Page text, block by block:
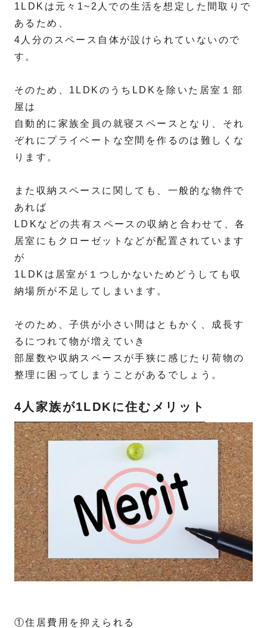
1LDKは元々1~2人での生活を想定した間取りで
あるため、
4人分のスペース自体が設けられていないので
す。
そのため、1LDKのうちLDKを除いた居室１部
屋は
自動的に家族全員の就寝スペースとなり、それ
ぞれにプライベートな空間を作るのは難しくな
ります。
また収納スペースに関しても、一般的な物件で
あれば
LDKなどの共有スペースの収納と合わせて、各
居室にもクローゼットなどが配置されています
が
1LDKは居室が１つしかないためどうしても収
納場所が不足してしまいます。
そのため、子供が小さい間はともかく、成長す
るにつれて物が増えていき
部屋数や収納スペースが手狭に感じたり荷物の
整理に困ってしまうことがあるでしょう。
4人家族が1LDKに住むメリット
①住居費用を抑えられる